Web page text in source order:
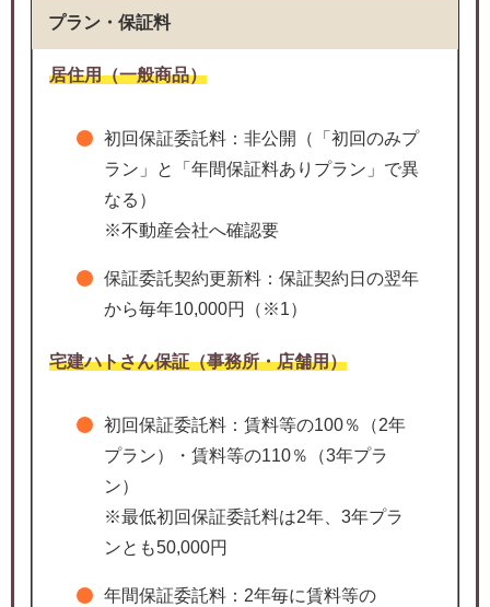
プラン・保証料
居住用（一般商品）
初回保証委託料：非公開（「初回のみプ
ラン」と「年間保証料ありプラン」で異
なる）
※不動産会社へ確認要
保証委託契約更新料：保証契約日の翌年
から毎年10,000円（※1）
宅建ハトさん保証（事務所・店舗用）
初回保証委託料：賃料等の100％（2年
プラン）・賃料等の110％（3年プラ
ン）
※最低初回保証委託料は2年、3年プラ
ンとも50,000円
年間保証委託料：2年毎に賃料等の